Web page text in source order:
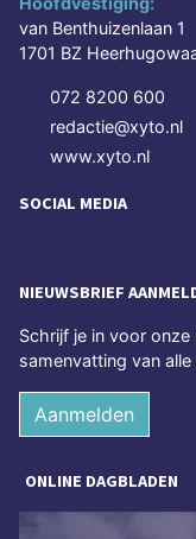
van Benthuizenlaan 1
1701 BZ
072 8200 600
redactie@xyto.nl
www.xyto.nl
SOCIAL MEDIA
NIEUWSBRIEF
Schrijf je in voor
samenvatting van
Aanmelden
ONLINE DAGBLADEN